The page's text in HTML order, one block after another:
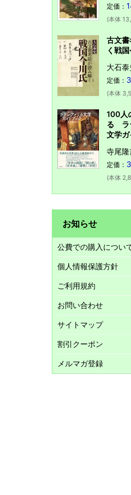
定価：
(本体
古文
く戦
大石
定価：
(本体
100人
る ラ
文学
寺尾
定価：
(本体
お知らせ
公費での購入につい
個人情報保護方針
ご利用規約
お問い合わせ
サイトマップ
割引クーポン
メルマガ登録